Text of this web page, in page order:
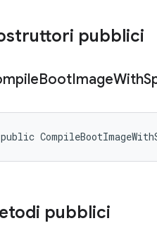
pubblici
BootImageWith
public
pubblici